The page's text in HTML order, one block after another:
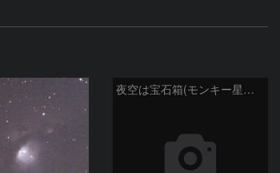
夜空は宝石箱(モンキー星雲 NGC2174) Seestar50